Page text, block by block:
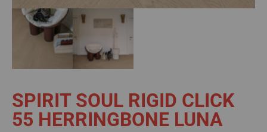
SPIRIT SOUL RIGID CLICK
55 HERRINGBONE LUNA